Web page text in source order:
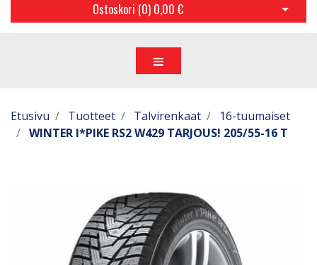
Ostoskori (0) 0,00 € Avaa
Etusivu Tuotteet Talvirenkaat
16-tuumaiset
WINTER I*PIKE RS2 W429 TARJOUS! 205/55-16 T